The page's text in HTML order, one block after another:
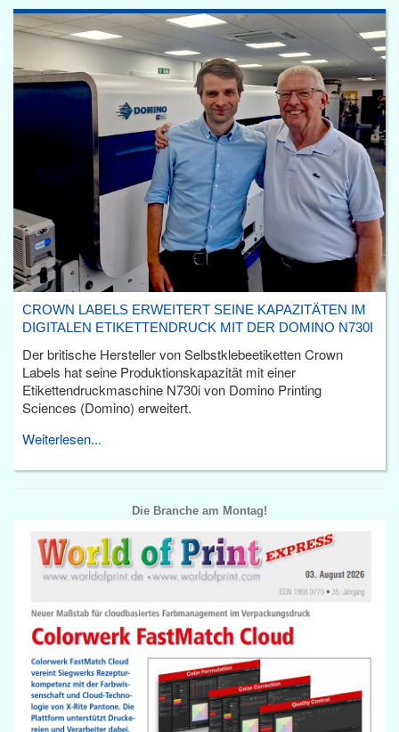
CROWN LABELS ERWEITERT SEINE KAPAZITÄTEN IM
DIGITALEN ETIKETTENDRUCK MIT DER DOMINO N730I
Der britische Hersteller von Selbstklebeetiketten Crown
Labels hat seine Produktionskapazität mit einer
Etikettendruckmaschine N730i von Domino Printing
Sciences (Domino) erweitert.
Weiterlesen...
Die Branche am Montag!